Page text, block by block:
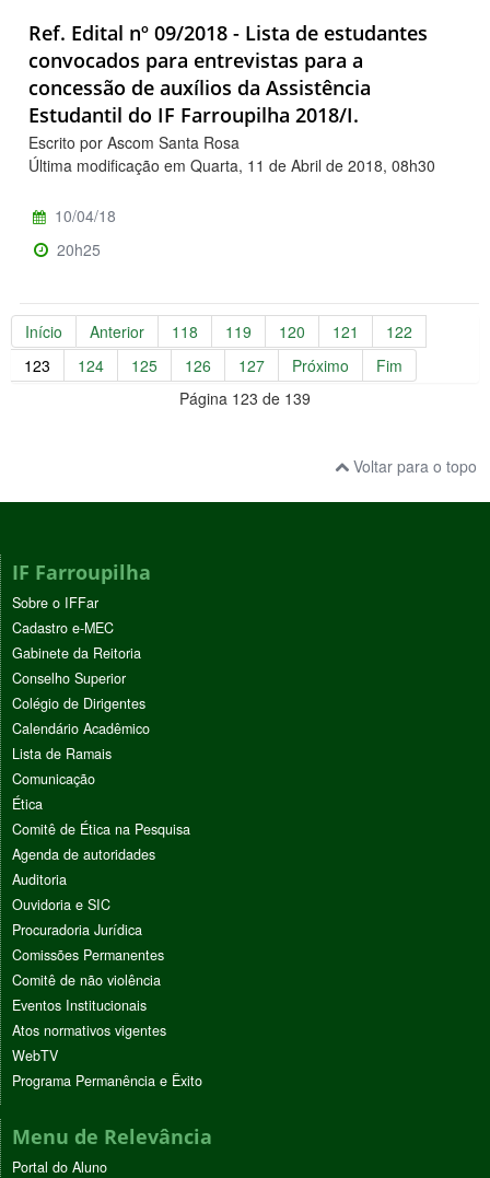
Ref. Edital nº 09/2018 - Lista de estudantes
convocados para entrevistas para a
concessão de auxílios da Assistência
Estudantil do IF Farroupilha 2018/I.
Escrito por Ascom Santa Rosa
Última modificação em Quarta, 11 de Abril de 2018, 08h30
10/04/18
20h25
Início Anterior 118 119 120 121
122
123
124 125 126 127 Próximo
Fim
Página 123 de 139
Voltar para o topo
IF Farroupilha
Sobre o IFFar
Cadastro e-MEC
Gabinete da Reitoria
Conselho Superior
Colégio de Dirigentes
Calendário Acadêmico
Lista de Ramais
Comunicação
Ética
Comitê de Ética na Pesquisa
Agenda de autoridades
Auditoria
Ouvidoria e SIC
Procuradoria Jurídica
Comissões Permanentes
Comitê de não violência
Eventos Institucionais
Atos normativos vigentes
WebTV
Programa Permanência e Êxito
Menu de Relevância
Portal do Aluno